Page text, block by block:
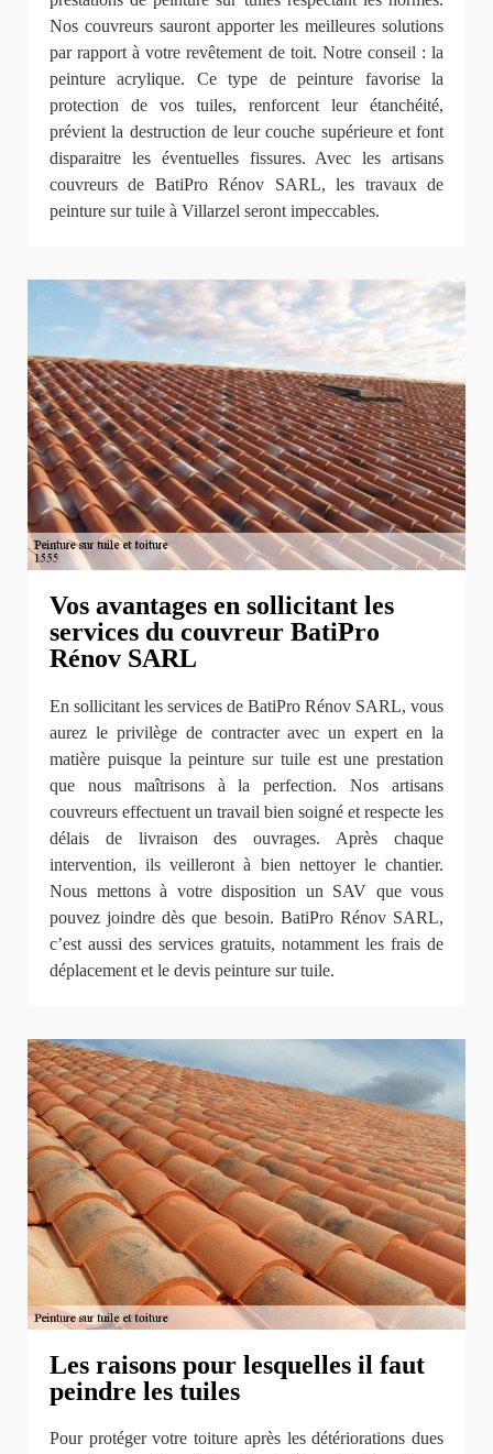
Nos couvreurs sauront apporter les meilleures solutions
par rapport à votre revêtement de toit. Notre conseil : la
peinture acrylique. Ce type de peinture favorise la
protection de vos tuiles, renforcent leur étanchéité,
prévient la destruction de leur couche supérieure et font
disparaitre les éventuelles fissures. Avec les artisans
couvreurs de BatiPro Rénov SARL, les travaux de
peinture sur tuile à Villarzel seront impeccables.
Vos avantages en sollicitant les
services du couvreur BatiPro
Rénov SARL
En sollicitant les services de BatiPro Rénov SARL, vous
aurez le privilège de contracter avec un expert en la
matière puisque la peinture sur tuile est une prestation
que nous maîtrisons à la perfection. Nos artisans
couvreurs effectuent un travail bien soigné et respecte les
délais de livraison des ouvrages. Après chaque
intervention, ils veilleront à bien nettoyer le chantier.
Nous mettons à votre disposition un SAV que vous
pouvez joindre dès que besoin. BatiPro Rénov SARL,
c’est aussi des services gratuits, notamment les frais de
déplacement et le devis peinture sur tuile.
Les raisons pour lesquelles il faut
peindre les tuiles
Pour protéger votre toiture après les détériorations dues